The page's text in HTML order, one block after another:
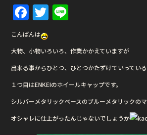
F
a
c
e
b
o
o
k
T
w
it
te
r
e
こんばんは
大物、小物いろいろ、作業かかえていますが
出来る事からひとつ、ひとつかたずけていっている
１つ目はENKEIのホイールキャップです。
シルバーメタリックベースのブルーメタリックのマ
オシャレに仕上がったんじゃないでしょうか